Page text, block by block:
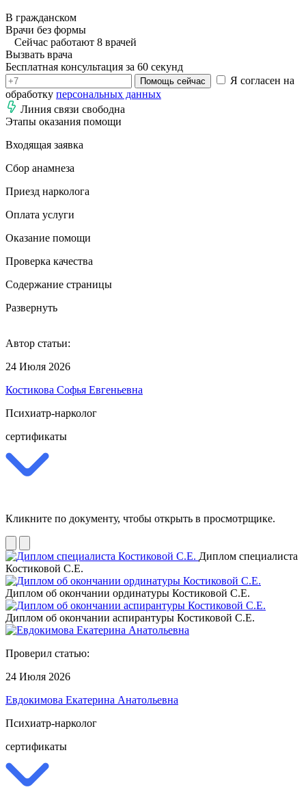
В гражданском
Врачи без формы
Сейчас работают 8 врачей
Вызвать врача
Бесплатная консультация за 60 секунд
Помощь сейчас
Я согласен на
обработку персональных данных
Линия связи свободна
Этапы оказания помощи
Входящая заявка
Сбор анамнеза
Приезд нарколога
Оплата услуги
Оказание помощи
Проверка качества
Содержание страницы
Развернуть
Автор статьи:
24 Июля 2026
Костикова Софья Евгеньевна
Психиатр-нарколог
сертификаты
Кликните по документу, чтобы открыть в просмотрщике.
Диплом специалиста
Костиковой С.Е.
Диплом об окончании ординатуры Костиковой С.Е.
Диплом об окончании аспирантуры Костиковой С.Е.
Проверил статью:
24 Июля 2026
Евдокимова Екатерина Анатольевна
Психиатр-нарколог
сертификаты